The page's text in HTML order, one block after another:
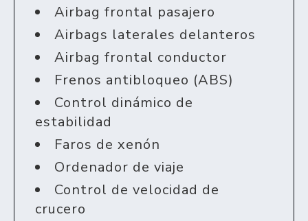
Airbag frontal pasajero
Airbags laterales delanteros
Airbag frontal conductor
Frenos antibloqueo (ABS)
Control dinámico de
estabilidad
Faros de xenón
Ordenador de viaje
Control de velocidad de
crucero